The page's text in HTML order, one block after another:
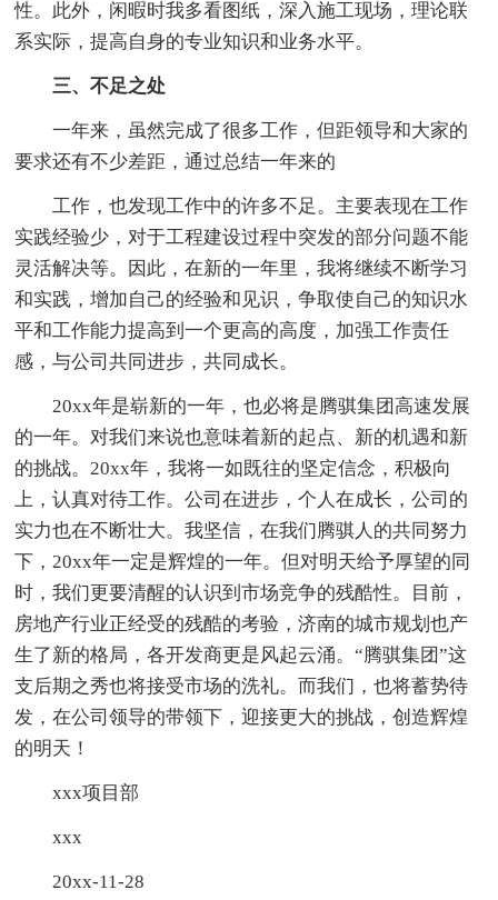
性。此外，闲暇时我多看图纸，深入施工现场，理论联
系实际，提高自身的专业知识和业务水平。
三、不足之处
一年来，虽然完成了很多工作，但距领导和大家的
要求还有不少差距，通过总结一年来的
工作，也发现工作中的许多不足。主要表现在工作
实践经验少，对于工程建设过程中突发的部分问题不能
灵活解决等。因此，在新的一年里，我将继续不断学习
和实践，增加自己的经验和见识，争取使自己的知识水
平和工作能力提高到一个更高的高度，加强工作责任
感，与公司共同进步，共同成长。
20xx年是崭新的一年，也必将是腾骐集团高速发展
的一年。对我们来说也意味着新的起点、新的机遇和新
的挑战。20xx年，我将一如既往的坚定信念，积极向
上，认真对待工作。公司在进步，个人在成长，公司的
实力也在不断壮大。我坚信，在我们腾骐人的共同努力
下，20xx年一定是辉煌的一年。但对明天给予厚望的同
时，我们更要清醒的认识到市场竞争的残酷性。目前，
房地产行业正经受的残酷的考验，济南的城市规划也产
生了新的格局，各开发商更是风起云涌。“腾骐集团”这
支后期之秀也将接受市场的洗礼。而我们，也将蓄势待
发，在公司领导的带领下，迎接更大的挑战，创造辉煌
的明天！
xxx项目部
xxx
20xx-11-28